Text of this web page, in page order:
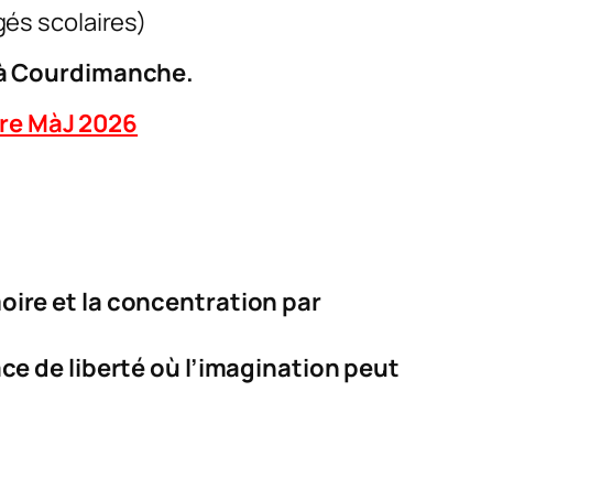
scolaires)
Courdimanche.
MàJ 2026
et la concentration par
de liberté où l’imagination peut